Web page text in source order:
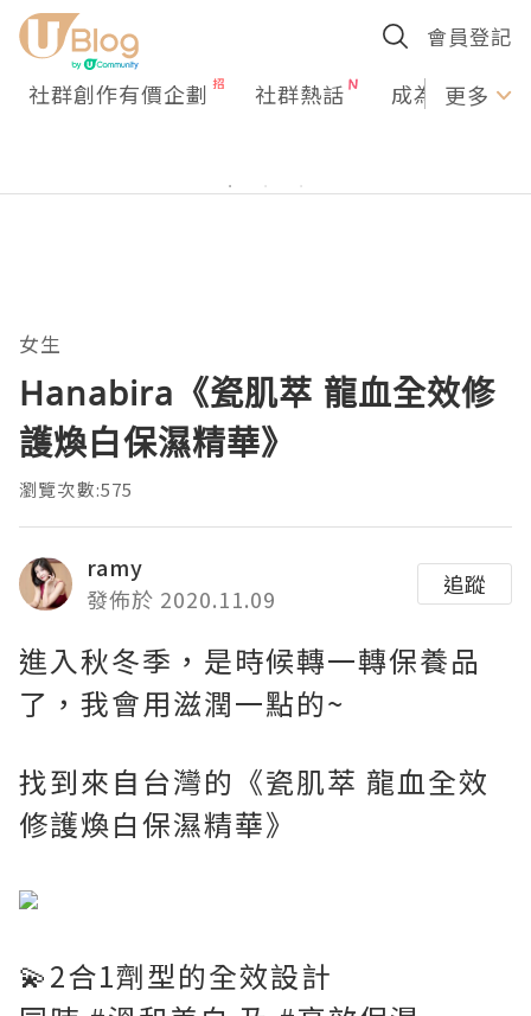
會員登記
社群創作有價企劃 社群熱話 成為U更多
女生
Hanabira《瓷肌萃 龍血全效修
護煥白保濕精華》
瀏覽次數:575
ramy
發佈於 2020.11.09
追蹤
進入秋冬季，是時候轉一轉保養品
了，我會用滋潤一點的~
找到來自台灣的《瓷肌萃 龍血全效
修護煥白保濕精華》
💫2合1劑型的全效設計